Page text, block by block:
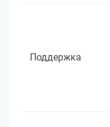
Поддержка